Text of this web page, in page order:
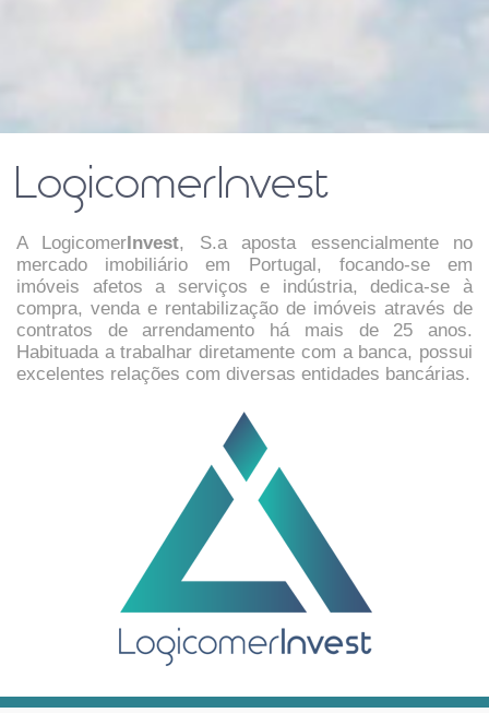
LogicomerInvest
A LogicomerInvest, S.a aposta essencialmente no
mercado imobiliário em Portugal, focando-se em
imóveis afetos a serviços e indústria, dedica-se à
compra, venda e rentabilização de imóveis através de
contratos de arrendamento há mais de 25 anos.
Habituada a trabalhar diretamente com a banca, possui
excelentes relações com diversas entidades bancárias.